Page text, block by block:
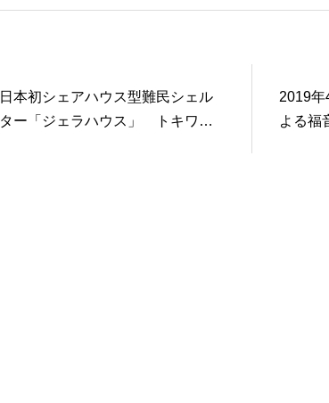
日本初シェアハウス型難民シェル
ター「ジェラハウス」 トキワ荘
2019年
よる福